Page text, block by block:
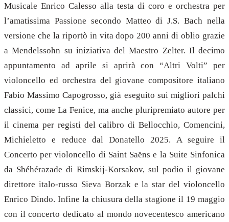
Musicale Enrico Calesso alla testa di coro e orchestra per
l’amatissima Passione secondo Matteo di J.S. Bach nella
versione che la riportò in vita dopo 200 anni di oblio grazie
a Mendelssohn su iniziativa del Maestro Zelter. Il decimo
appuntamento ad aprile si aprirà con “Altri Volti” per
violoncello ed orchestra del giovane compositore italiano
Fabio Massimo Capogrosso, già eseguito sui migliori palchi
classici, come La Fenice, ma anche pluripremiato autore per
il cinema per registi del calibro di Bellocchio, Comencini,
Michieletto e reduce dal Donatello 2025. A seguire il
Concerto per violoncello di Saint Saëns e la Suite Sinfonica
da Shéhérazade di Rimskij-Korsakov, sul podio il giovane
direttore italo-russo Sieva Borzak e la star del violoncello
Enrico Dindo. Infine la chiusura della stagione il 19 maggio
con il concerto dedicato al mondo novecentesco americano